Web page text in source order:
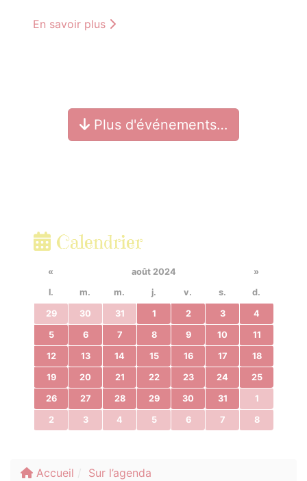
En savoir plus
Plus d'événements…
Calendrier
« août 2024
»
l.
m. m. j. v. s. d.
29 30 31 1 2 3 4
5 6 7 8 9 10 11
12 13 14 15 16 17 18
19 20 21 22 23 24 25
26 27 28 29 30 31 1
2 3 4 5 6 7 8
Accueil Sur l’agenda